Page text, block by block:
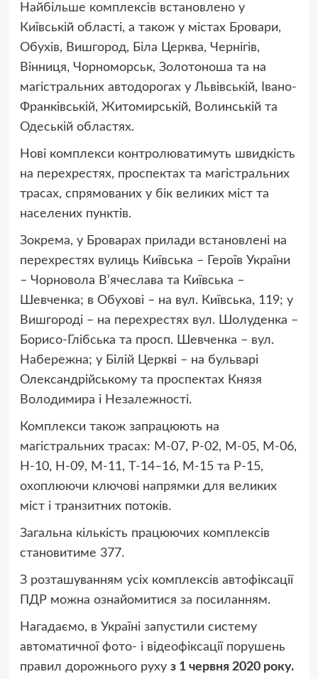
Найбільше комплексів встановлено у
Київській області, а також у містах Бровари,
Обухів, Вишгород, Біла Церква, Чернігів,
Вінниця, Чорноморськ, Золотоноша та на
магістральних автодорогах у Львівській, Івано-
Франківській, Житомирській, Волинській та
Одеській областях.
Нові комплекси контролюватимуть швидкість
на перехрестях, проспектах та магістральних
трасах, спрямованих у бік великих міст та
населених пунктів.
Зокрема, у Броварах прилади встановлені на
перехрестях вулиць Київська – Героїв України
– Чорновола В’ячеслава та Київська –
Шевченка; в Обухові – на вул. Київська, 119; у
Вишгороді – на перехрестях вул. Шолуденка –
Борисо-Глібська та просп. Шевченка – вул.
Набережна; у Білій Церкві – на бульварі
Олександрійському та проспектах Князя
Володимира і Незалежності.
Комплекси також запрацюють на
магістральних трасах: М-07, Р-02, М-05, М-06,
Н-10, Н-09, М-11, Т-14–16, М-15 та Р-15,
охоплюючи ключові напрямки для великих
міст і транзитних потоків.
Загальна кількість працюючих комплексів
становитиме 377.
З розташуванням усіх комплексів автофіксації
ПДР можна ознайомитися за посиланням.
Нагадаємо, в Україні запустили систему
автоматичної фото- і відеофіксації порушень
правил дорожнього руху з 1 червня 2020 року.